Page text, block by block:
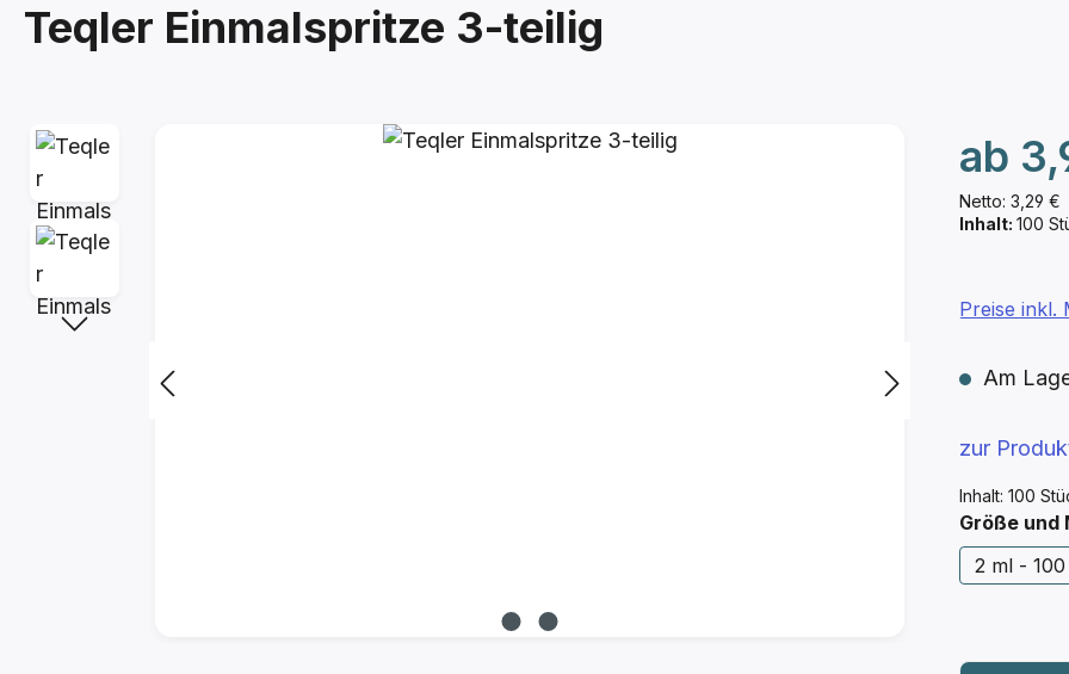
Teqler Einmalspritze 3-teilig
Bildergalerie überspringen
Netto: 3,29 €
ab
Inhalt: 100
Inhalt: 100
Preise inkl.
Am
zur
Größe und
2 ml -